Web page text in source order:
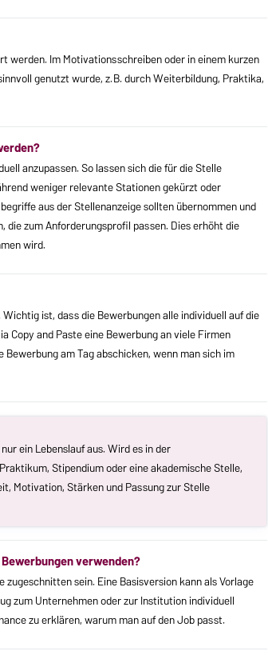
werden. Im Motivationsschreiben oder in einem kurzen
genutzt wurde, z. B. durch Weiterbildung, Praktika,
anzupassen. So lassen sich die für die Stelle
weniger relevante Stationen gekürzt oder
aus der Stellenanzeige sollten übernommen und
zum Anforderungsprofil passen. Dies erhöht die
wird.
ist, dass die Bewerbungen alle individuell auf die
Copy and Paste eine Bewerbung an viele Firmen
am Tag abschicken, wenn man sich im
ein Lebenslauf aus. Wird es in der
Stipendium oder eine akademische Stelle,
Motivation, Stärken und Passung zur Stelle
verwenden?
sein. Eine Basisversion kann als Vorlage
zum Unternehmen oder zur Institution individuell
zu erklären, warum man auf den Job passt.